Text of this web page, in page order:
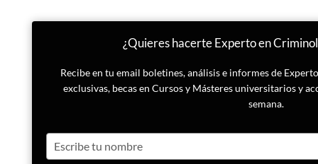
¿Quieres hacerte Experto en
Recibe en tu email boletines, análisis e informes de
exclusivas, becas en Cursos y Másteres universitarios y
semana.
your